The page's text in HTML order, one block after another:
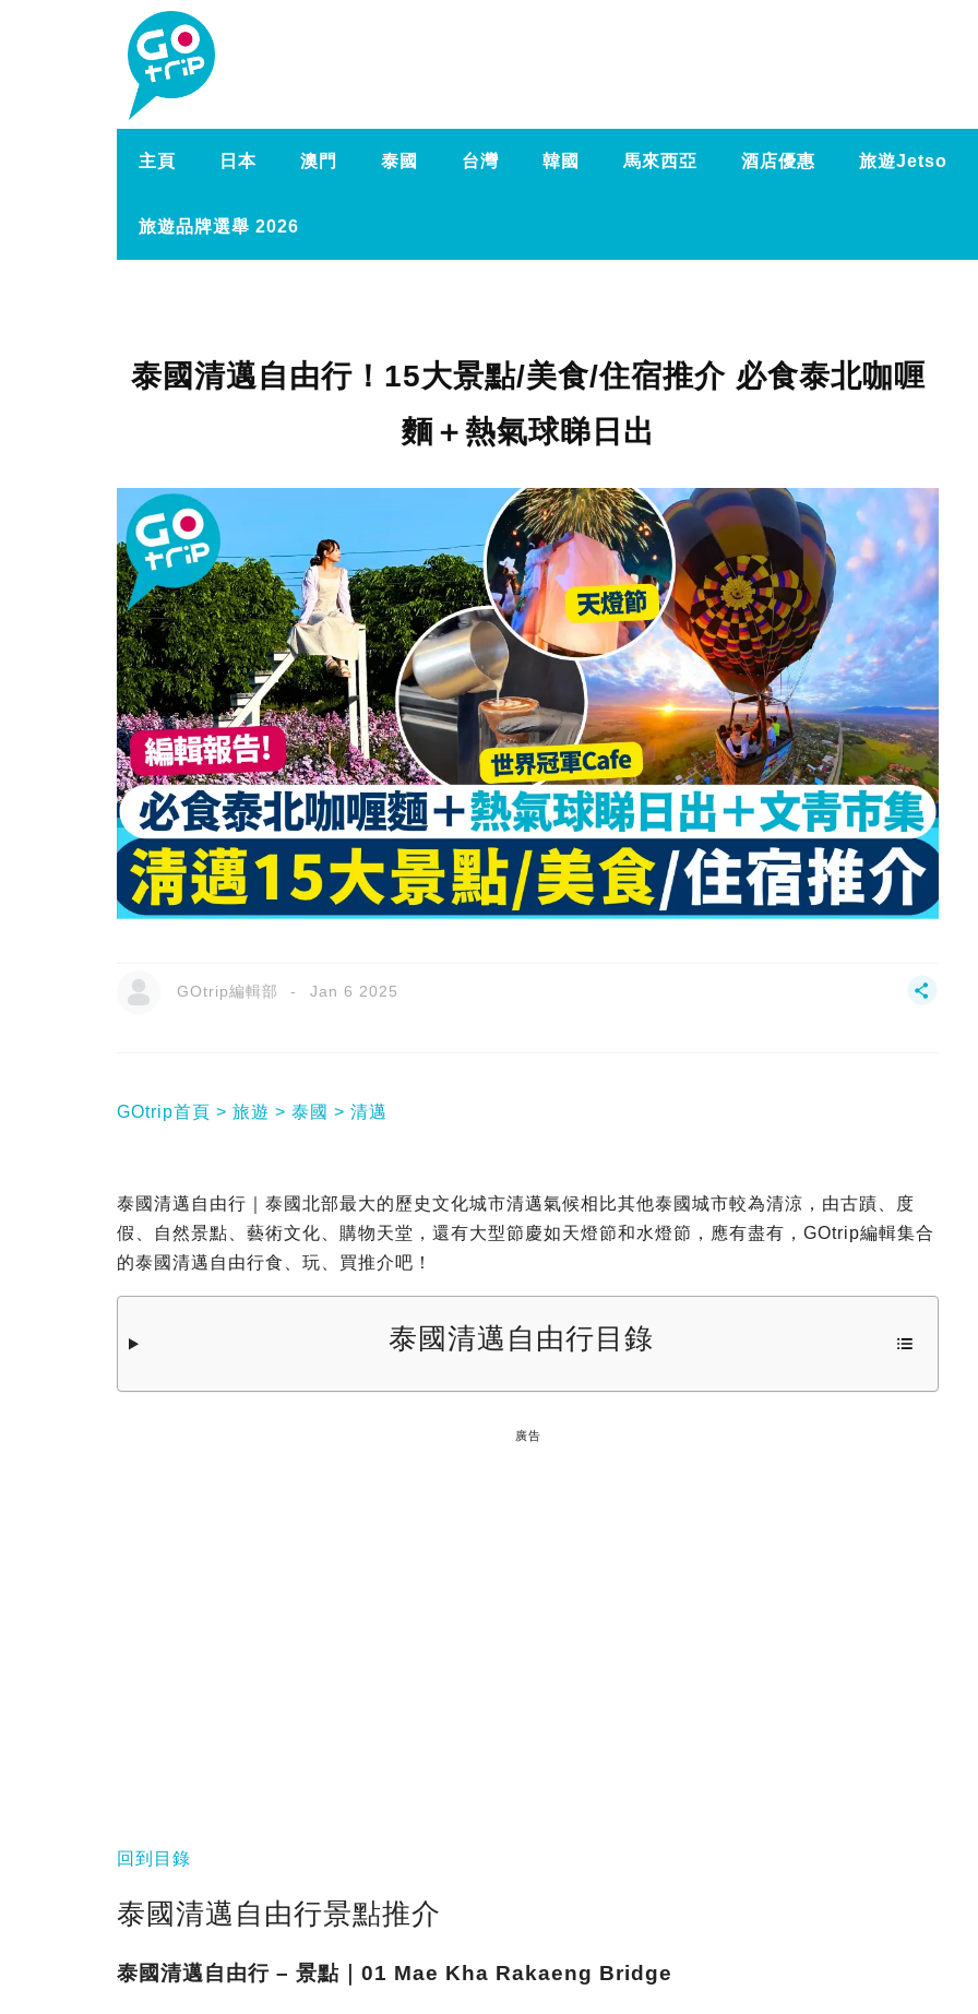
主頁 日本 澳門 泰國 台灣 韓國 馬來西亞 酒店優惠 旅遊Jetso
旅遊品牌選舉 2026
泰國清邁自由行！15大景點/美食/住宿推介 必食泰北咖喱
麵＋熱氣球睇日出
GOtrip編輯部 Jan 6 2025
GOtrip首頁 旅遊 泰國 清邁
泰國清邁自由行｜泰國北部最大的歷史文化城市清邁氣候相比其他泰國城市較為清涼，由古蹟、度
假、自然景點、藝術文化、購物天堂，還有大型節慶如天燈節和水燈節，應有盡有，GOtrip編輯集合
的泰國清邁自由行食、玩、買推介吧！
泰國清邁自由行目錄
廣告
回到目錄
泰國清邁自由行景點推介
泰國清邁自由行 – 景點｜01 Mae Kha Rakaeng Bridge